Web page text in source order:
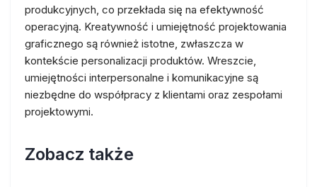
produkcyjnych, co przekłada się na efektywność
operacyjną. Kreatywność i umiejętność projektowania
graficznego są również istotne, zwłaszcza w
kontekście personalizacji produktów. Wreszcie,
umiejętności interpersonalne i komunikacyjne są
niezbędne do współpracy z klientami oraz zespołami
projektowymi.
Zobacz także